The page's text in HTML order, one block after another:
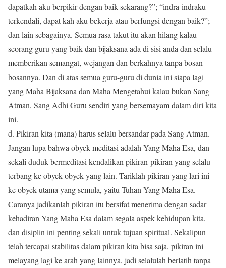
dapatkah aku berpikir dengan baik sekarang?”; “indra-indraku
terkendali, dapat kah aku bekerja atau berfungsi dengan baik?”;
dan lain sebagainya. Semua rasa takut itu akan hilang kalau
seorang guru yang baik dan bijaksana ada di sisi anda dan selalu
memberikan semangat, wejangan dan berkahnya tanpa bosan-
bosannya. Dan di atas semua guru-guru di dunia ini siapa lagi
yang Maha Bijaksana dan Maha Mengetahui kalau bukan Sang
Atman, Sang Adhi Guru sendiri yang bersemayam dalam diri kita
ini.
d. Pikiran kita (mana) harus selalu bersandar pada Sang Atman.
Jangan lupa bahwa obyek meditasi adalah Yang Maha Esa, dan
sekali duduk bermeditasi kendalikan pikiran-pikiran yang selalu
terbang ke obyek-obyek yang lain. Tariklah pikiran yang lari ini
ke obyek utama yang semula, yaitu Tuhan Yang Maha Esa.
Caranya jadikanlah pikiran itu bersifat menerima dengan sadar
kehadiran Yang Maha Esa dalam segala aspek kehidupan kita,
dan disiplin ini penting sekali untuk tujuan spiritual. Sekalipun
telah tercapai stabilitas dalam pikiran kita bisa saja, pikiran ini
melayang lagi ke arah yang lainnya, jadi selalulah berlatih tanpa